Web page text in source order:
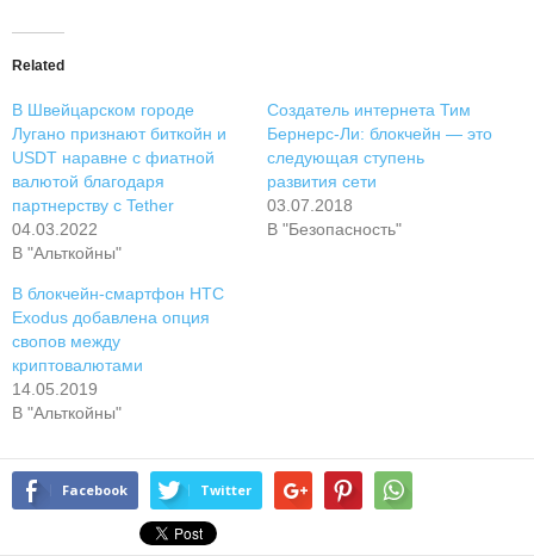
Related
В Швейцарском городе
Лугано признают биткойн и
USDT наравне с фиатной
валютой благодаря
партнерству с Tether
04.03.2022
В "Альткойны"
Создатель интернета Тим
Бернерс-Ли: блокчейн — это
следующая ступень
развития сети
03.07.2018
В "Безопасность"
В блокчейн-смартфон HTC
Exodus добавлена опция
свопов между
криптовалютами
14.05.2019
В "Альткойны"
Facebook Twitter